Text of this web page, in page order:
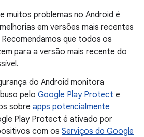
muitos problemas no Android é
em versões mais recentes
que todos os
para a versão mais recente do
do Android monitora
pelo Google Play Protect e
sobre apps potencialmente
Play Protect é ativado por
com os Serviços do Google